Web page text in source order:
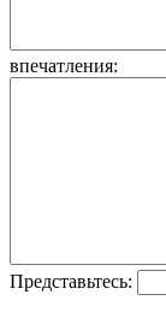
впечатления:
Представьтесь: